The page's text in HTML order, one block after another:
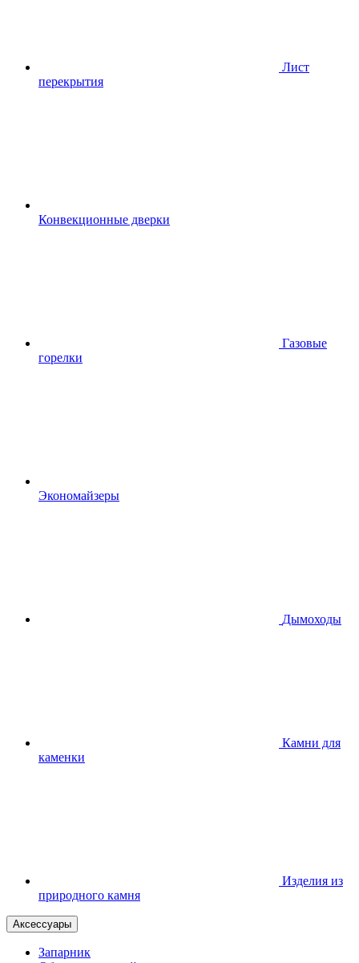
Лист
перекрытия
Конвекционные дверки
Газовые
горелки
Экономайзеры
Дымоходы
Камни для
каменки
Изделия из
природного камня
Аксессуары
Запарник